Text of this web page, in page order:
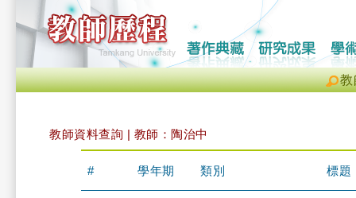
教
教師資料查詢 | 教師：陶治中
# 學年期 類別 標題